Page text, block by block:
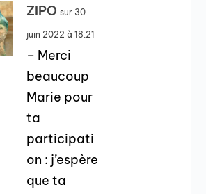
ZIPO sur 30
juin 2022 à 18:21
– Merci
beaucoup
Marie pour
ta
participati
on : j’espère
que ta